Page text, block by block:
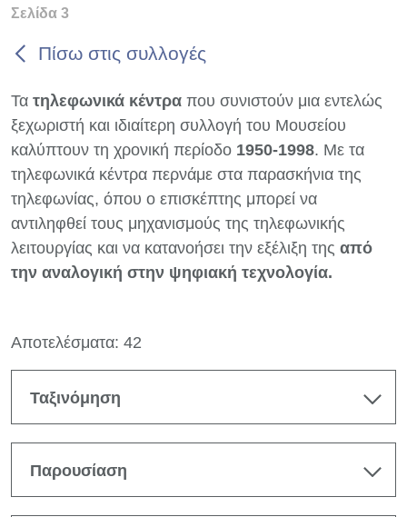
Σελίδα 3
Πίσω στις συλλογές
Τα τηλεφωνικά κέντρα που συνιστούν μια εντελώς
ξεχωριστή και ιδιαίτερη συλλογή του Μουσείου
καλύπτουν τη χρονική περίοδο 1950-1998. Με τα
τηλεφωνικά κέντρα περνάμε στα παρασκήνια της
τηλεφωνίας, όπου ο επισκέπτης μπορεί να
αντιληφθεί τους μηχανισμούς της τηλεφωνικής
λειτουργίας και να κατανοήσει την εξέλιξη της από
την αναλογική στην ψηφιακή τεχνολογία.
Αποτελέσματα: 42
Ταξινόμηση
Παρουσίαση